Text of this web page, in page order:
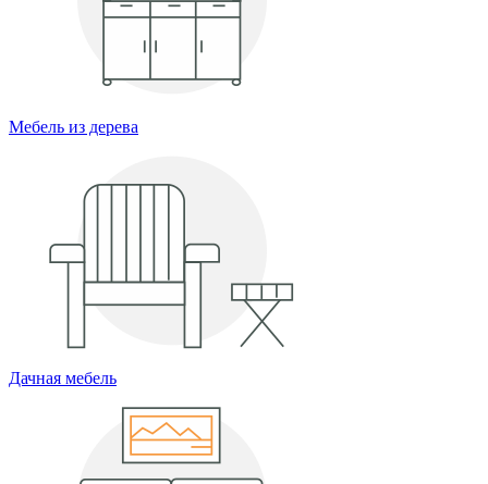
Мебель из дерева
Дачная мебель